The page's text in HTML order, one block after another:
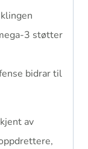
3 støtter
bidrar til
av